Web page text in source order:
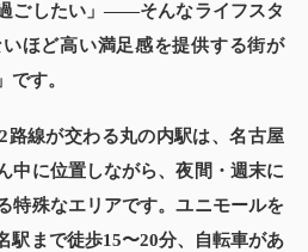
ごしたい」——そんなライフスタ
ほど高い満足感を提供する街が
です。
路線が交わる丸の内駅は、名古屋
中に位置しながら、夜間・週末に
特殊なエリアです。ユニモールを
駅まで徒歩15〜20分、自転車があ